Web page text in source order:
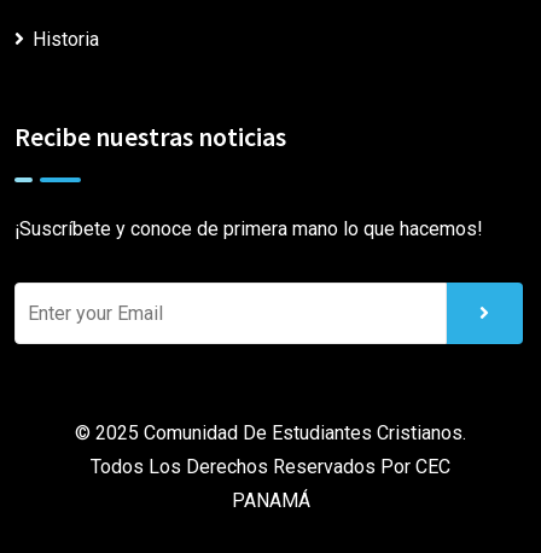
Historia
Recibe nuestras noticias
¡Suscríbete y conoce de primera mano lo que hacemos!
© 2025 Comunidad De Estudiantes Cristianos.
Todos Los Derechos Reservados Por CEC
PANAMÁ